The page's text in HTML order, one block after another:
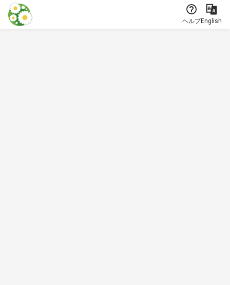
本文に飛ぶ
ヘルプEnglish